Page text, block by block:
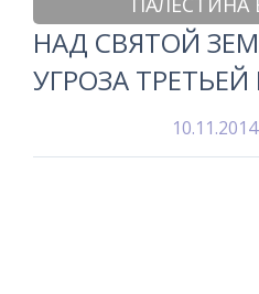
НАД СВЯТОЙ
УГРОЗА